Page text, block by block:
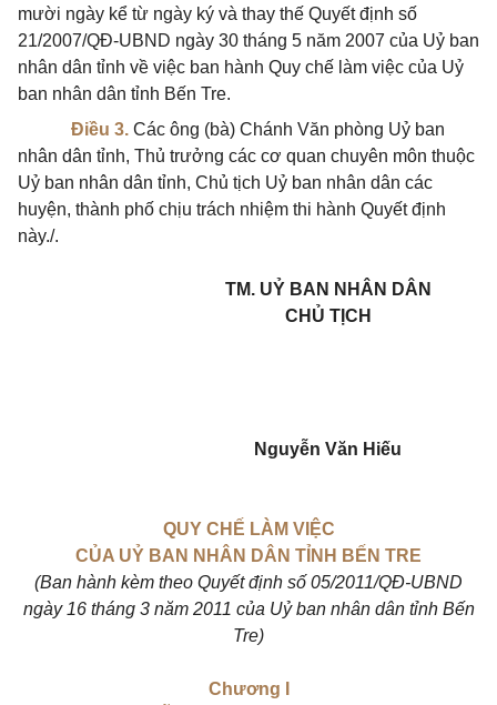
mười ngày kể từ ngày ký và thay thế Quyết định số
21/2007/QĐ-UBND ngày 30 tháng 5 năm 2007 của Uỷ ban
nhân dân tỉnh về việc ban hành Quy chế làm việc của Uỷ
ban nhân dân tỉnh Bến Tre.
Điều 3. Các ông (bà) Chánh Văn phòng Uỷ ban
nhân dân tỉnh, Thủ trưởng các cơ quan chuyên môn thuộc
Uỷ ban nhân dân tỉnh, Chủ tịch Uỷ ban nhân dân các
huyện, thành phố chịu trách nhiệm thi hành Quyết định
này./.
TM. UỶ BAN NHÂN DÂN
CHỦ TỊCH
Nguyễn Văn Hiếu
QUY CHẾ LÀM VIỆC
CỦA UỶ BAN NHÂN DÂN TỈNH BẾN TRE
(Ban hành kèm theo Quyết định số 05/2011/QĐ-UBND
ngày 16 tháng 3 năm 2011 của Uỷ ban nhân dân tỉnh Bến
Tre)
Chương I